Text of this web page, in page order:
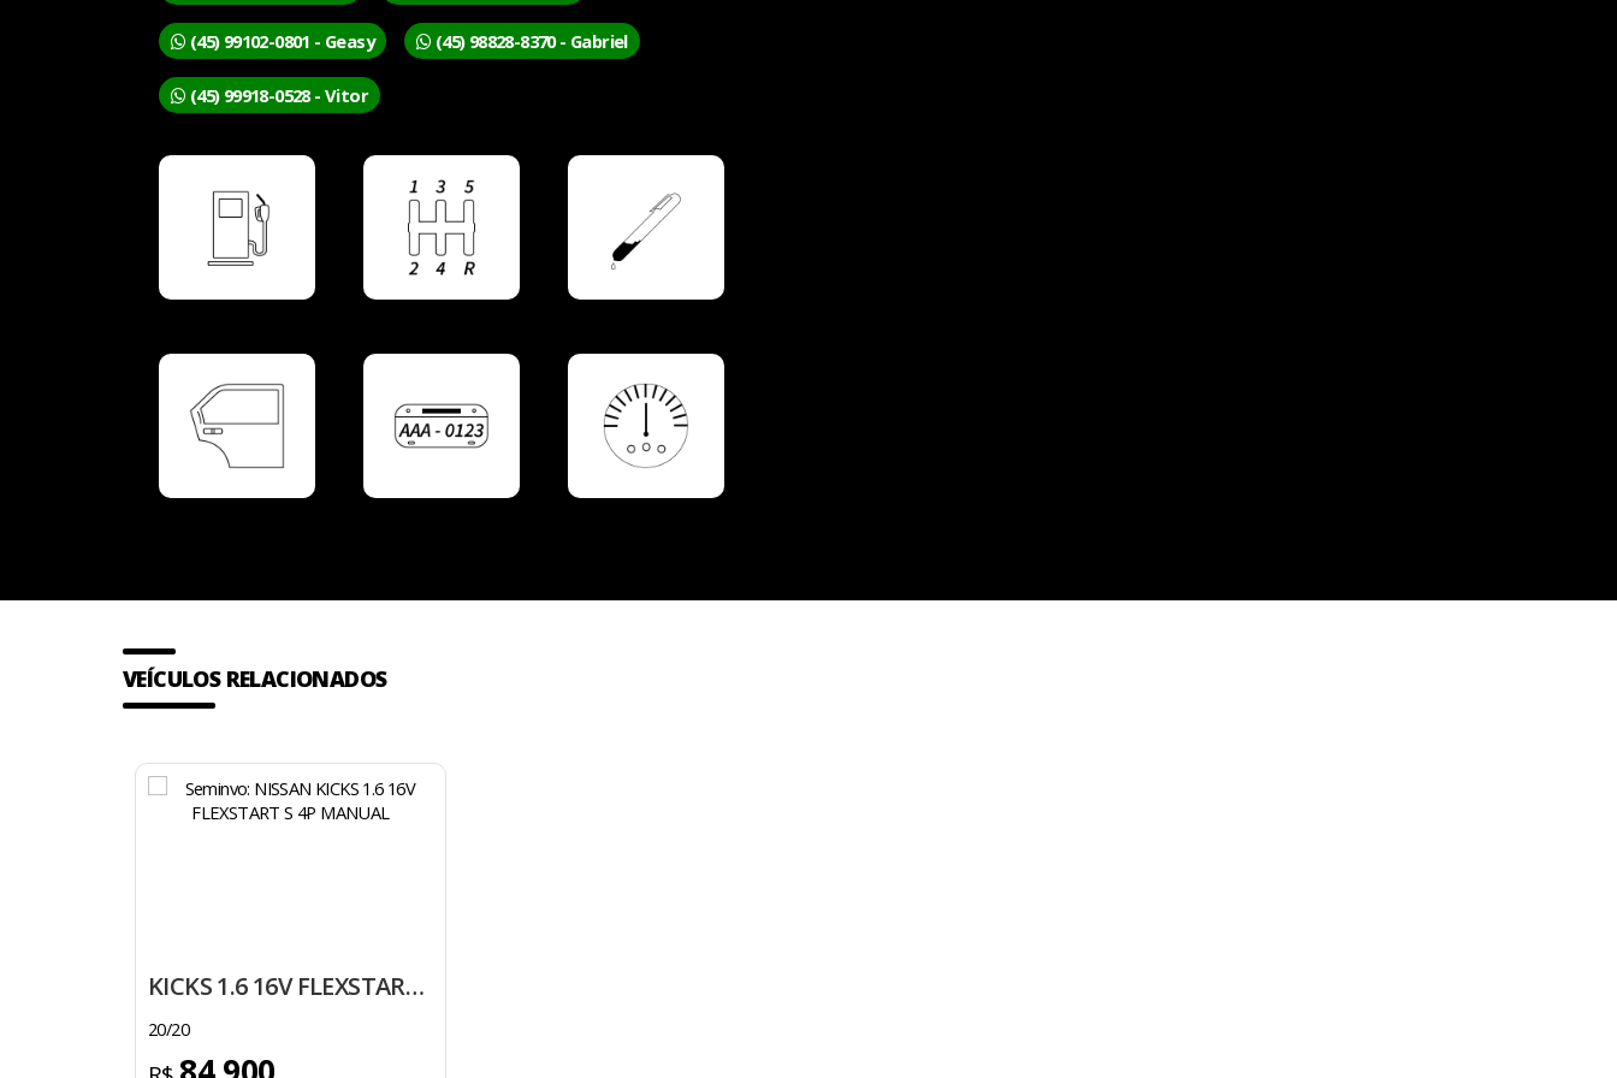
(45) 99102-0801 - Geasy (45) 98828-8370 - Gabriel
(45) 99918-0528 - Vitor
VEÍCULOS RELACIONADOS
KICKS 1.6 16V FLEXSTART S 4P MANUAL
20/20